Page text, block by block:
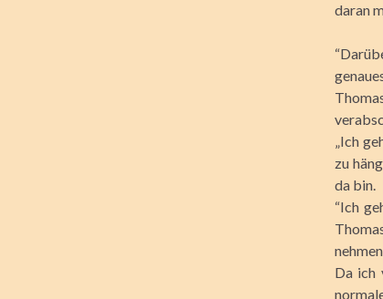
daran
„Ich
zu
da bin.
“Ich
Da ich